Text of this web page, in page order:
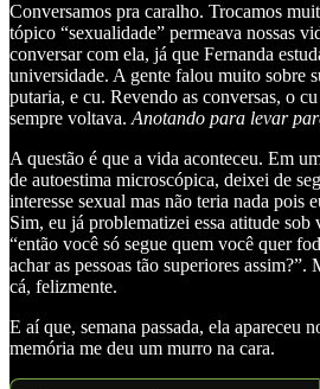
Conversamos pra caralho. Trocamos
tópico “sexualidade” permeava nossas
conversar com ela, já que Fernanda
universidade. A gente falou muito sobre
putaria, e cu. Revendo as conversas, o
sempre voltava. Anotando para levar
A questão é que a vida aconteceu. Em
de autoestima microscópica, deixei de
interesse sexual mas não teria nada pois
Sim, eu já problematizei essa atitude sob
“então você só segue quem você quer
achar as pessoas tão superiores
cá, felizmente.
E aí que, semana passada, ela apareceu
memória me deu um murro na cara.